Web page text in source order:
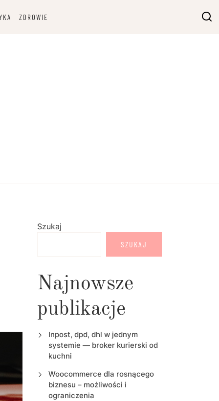
ZDROWIE
Szukaj
SZUKAJ
Najnowsze
publikacje
Inpost, dpd, dhl w jednym
systemie — broker kurierski od
kuchni
Woocommerce dla rosnącego
biznesu – możliwości i
ograniczenia